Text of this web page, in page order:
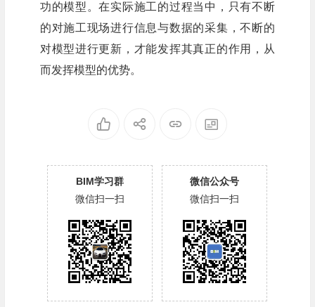
功的模型。在实际施工的过程当中，只有不断
的对施工现场进行信息与数据的采集，不断的
对模型进行更新，才能发挥其真正的作用，从
而发挥模型的优势。
BIM学习群
微信扫一扫
微信公众号
微信扫一扫